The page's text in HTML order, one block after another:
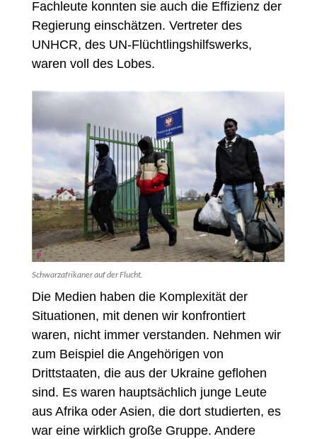
Fachleute konnten sie auch die Effizienz der
Regierung einschätzen. Vertreter des
UNHCR, des UN-Flüchtlingshilfswerks,
waren voll des Lobes.
Schwarzafrikaner auf der Flucht.
Die Medien haben die Komplexität der
Situationen, mit denen wir konfrontiert
waren, nicht immer verstanden. Nehmen wir
zum Beispiel die Angehörigen von
Drittstaaten, die aus der Ukraine geflohen
sind. Es waren hauptsächlich junge Leute
aus Afrika oder Asien, die dort studierten, es
war eine wirklich große Gruppe. Andere